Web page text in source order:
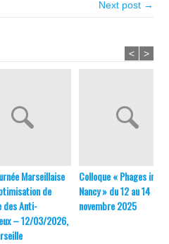
Next post →
Marseillaise
de
des Anti-
– 12/03/2026,
Colloque « Phages in
Nancy » du 12 au 14
novembre 2025
< >